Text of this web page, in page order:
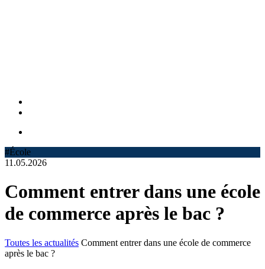
#École
11.05.2026
Comment entrer dans une école
de commerce après le bac ?
Toutes les actualités Comment entrer dans une école de commerce
après le bac ?